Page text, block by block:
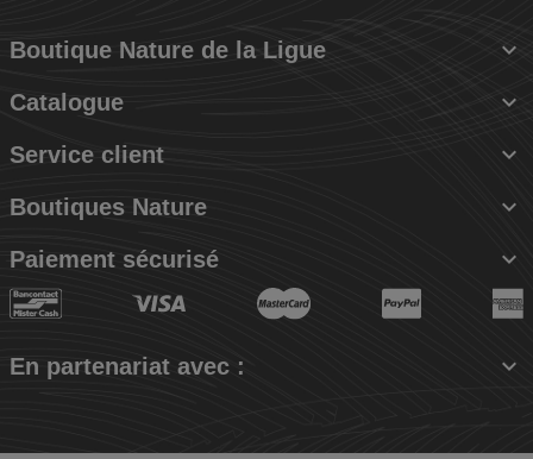
Boutique Nature de la Ligue 
Catalogue 
Service client 
Boutiques Nature 
Paiement sécurisé 
En partenariat avec : 